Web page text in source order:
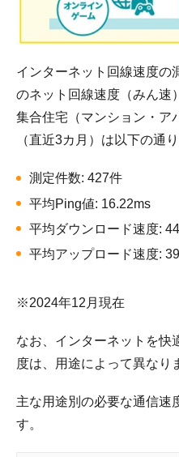
インターネット回線速度の
のネット回線速度（みん速
集合住宅（マンション・ア
（直近3カ月）は以下の通り
測定件数: 427件
平均Ping値: 16.22ms
平均ダウンロード速度:
平均アップロード速度:
※2024年12月現在
なお、インターネットを快
度は、用途によって異なり
主な用途別の必要な通信速
す。